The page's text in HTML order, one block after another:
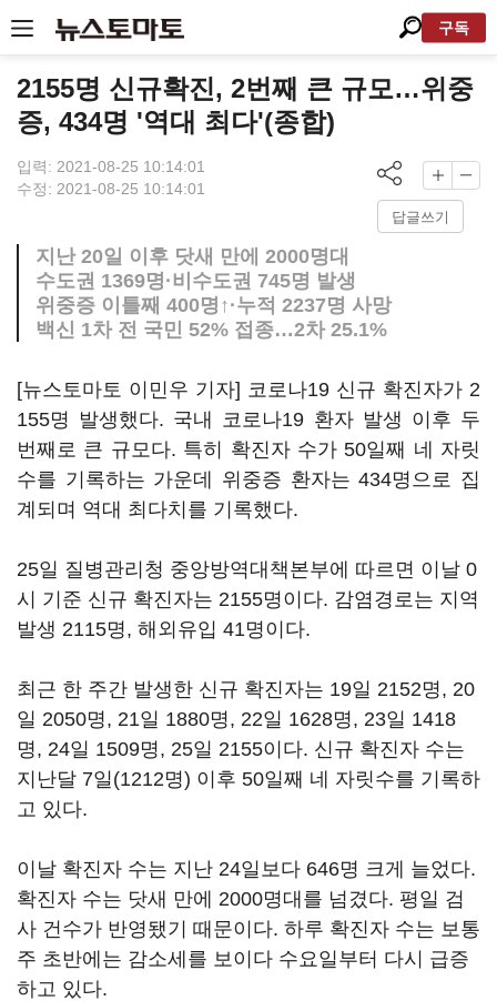
구독
2155명 신규확진, 2번째 큰 규모…위중
증, 434명 '역대 최다'(종합)
입력: 2021-08-25 10:14:01
수정: 2021-08-25 10:14:01
답글쓰기
지난 20일 이후 닷새 만에 2000명대
수도권 1369명·비수도권 745명 발생
위중증 이틀째 400명↑·누적 2237명 사망
백신 1차 전 국민 52% 접종…2차 25.1%
[뉴스토마토 이민우 기자] 코로나19 신규 확진자가 2
155명 발생했다. 국내 코로나19 환자 발생 이후 두
번째로 큰 규모다. 특히 확진자 수가 50일째 네 자릿
수를 기록하는 가운데 위중증 환자는 434명으로 집
계되며 역대 최다치를 기록했다.
25일 질병관리청 중앙방역대책본부에 따르면 이날 0
시 기준 신규 확진자는 2155명이다. 감염경로는 지역
발생 2115명, 해외유입 41명이다.
최근 한 주간 발생한 신규 확진자는 19일 2152명, 20
일 2050명, 21일 1880명, 22일 1628명, 23일 1418
명, 24일 1509명, 25일 2155이다. 신규 확진자 수는
지난달 7일(1212명) 이후 50일째 네 자릿수를 기록하
고 있다.
이날 확진자 수는 지난 24일보다 646명 크게 늘었다.
확진자 수는 닷새 만에 2000명대를 넘겼다. 평일 검
사 건수가 반영됐기 때문이다. 하루 확진자 수는 보통
주 초반에는 감소세를 보이다 수요일부터 다시 급증
하고 있다.